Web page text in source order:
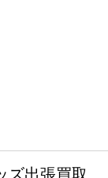
ズ出張買取